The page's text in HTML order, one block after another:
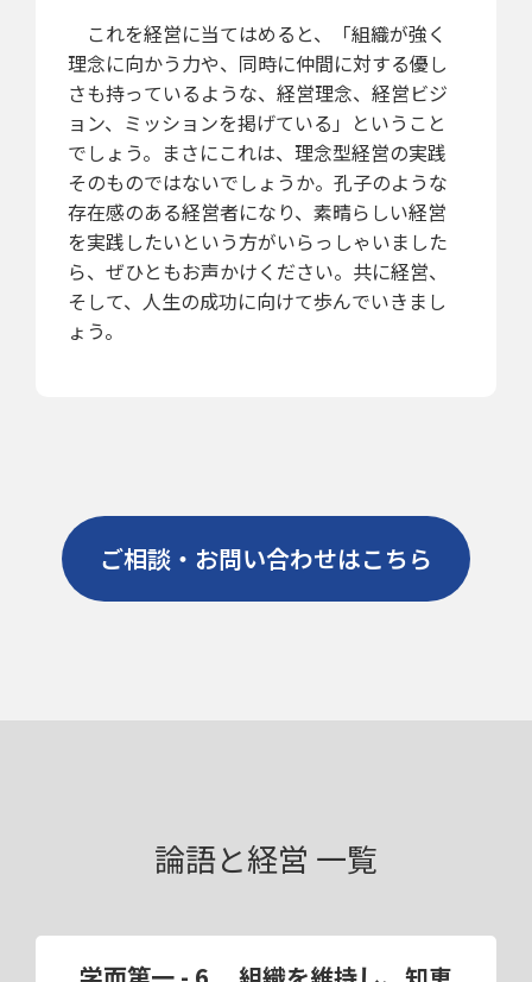
これを経営に当てはめると、「組織が強く
理念に向かう力や、同時に仲間に対する優し
さも持っているような、経営理念、経営ビジ
ョン、ミッションを掲げている」ということ
でしょう。まさにこれは、理念型経営の実践
そのものではないでしょうか。孔子のような
存在感のある経営者になり、素晴らしい経営
を実践したいという方がいらっしゃいました
ら、ぜひともお声かけください。共に経営、
そして、人生の成功に向けて歩んでいきまし
ょう。
ご相談・お問い合わせはこちら
論語と経営 一覧